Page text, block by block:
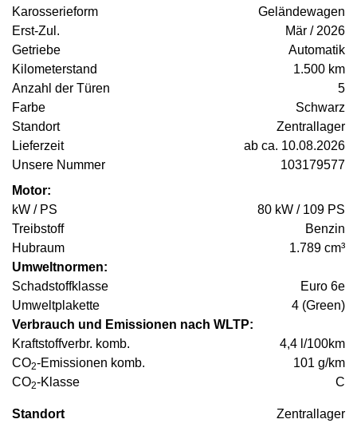
Karosserieform
Geländewagen
Erst-Zul.
Mär / 2026
Getriebe
Automatik
Kilometerstand
1.500 km
Anzahl der Türen
5
Farbe
Schwarz
Standort
Zentrallager
Lieferzeit
ab ca. 10.08.2026
Unsere Nummer
103179577
Motor:
kW / PS
80 kW / 109 PS
Treibstoff
Benzin
Hubraum
1.789 cm³
Umweltnormen:
Schadstoffklasse
Euro 6e
Umweltplakette
4 (Green)
Verbrauch und Emissionen nach WLTP:
Kraftstoffverbr. komb.
4,4 l/100km
CO2-Emissionen komb.
101 g/km
CO2-Klasse C
Standort Zentrallager